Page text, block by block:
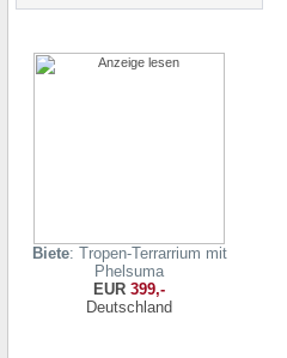
Biete: Tropen-Terrarrium mit
Phelsuma
EUR 399,-
Deutschland